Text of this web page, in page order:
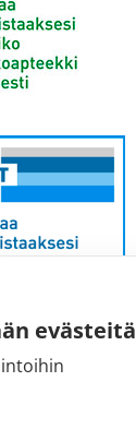
evästeitä